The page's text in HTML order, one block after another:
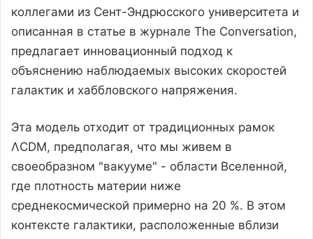
коллегами из Сент-Эндрюсского университета и
описанная в статье в журнале The Conversation,
предлагает инновационный подход к
объяснению наблюдаемых высоких скоростей
галактик и хаббловского напряжения.
Эта модель отходит от традиционных рамок
ΛCDM, предполагая, что мы живем в
своеобразном "вакууме" - области Вселенной,
где плотность материи ниже
среднекосмической примерно на 20 %. В этом
контексте галактики, расположенные вблизи